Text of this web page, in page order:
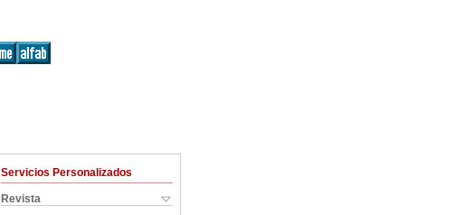
Servicios Personalizados
Revista